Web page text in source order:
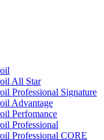
All Star
Professional Signature
Advantage
Perfomance
Professional
Professional CORE